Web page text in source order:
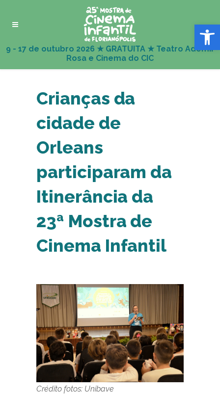
Abrir
Crianças da
cidade de
Orleans
participaram da
Itinerância da
23ª Mostra de
Cinema Infantil
Crédito fotos: Unibave